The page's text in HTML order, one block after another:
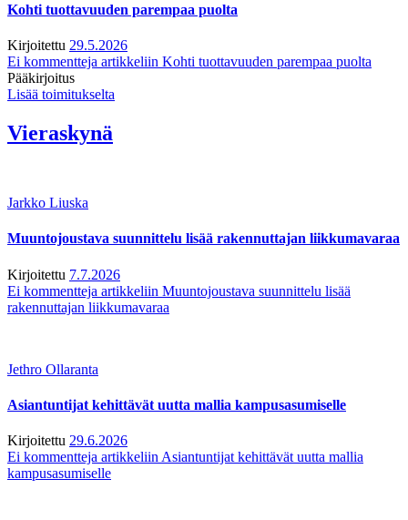
Kohti tuottavuuden parempaa puolta
Kirjoitettu 29.5.2026
Ei kommentteja artikkeliin Kohti tuottavuuden parempaa puolta
Pääkirjoitus
Lisää toimitukselta
Vieraskynä
Jarkko Liuska
Muuntojoustava suunnittelu lisää rakennuttajan liikkumavaraa
Kirjoitettu 7.7.2026
Ei kommentteja artikkeliin Muuntojoustava suunnittelu lisää
rakennuttajan liikkumavaraa
Jethro Ollaranta
Asiantuntijat kehittävät uutta mallia kampusasumiselle
Kirjoitettu 29.6.2026
Ei kommentteja artikkeliin Asiantuntijat kehittävät uutta mallia
kampusasumiselle